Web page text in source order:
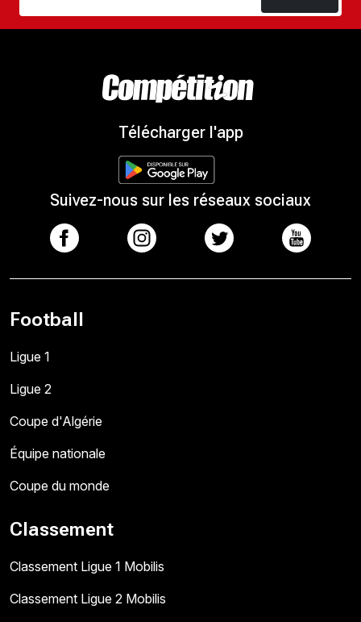
Télécharger l'app
Suivez-nous sur les réseaux sociaux
Football
Ligue 1
Ligue 2
Coupe d'Algérie
Équipe nationale
Coupe du monde
Classement
Classement Ligue 1 Mobilis
Classement Ligue 2 Mobilis